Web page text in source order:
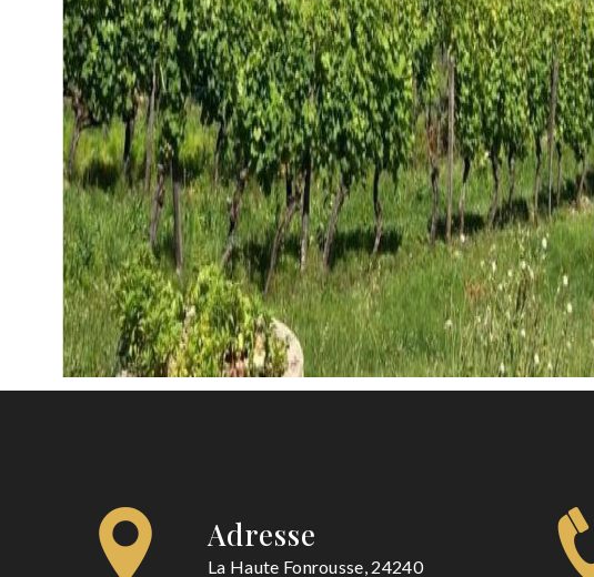
Adresse
La Haute Fonrousse, 24240